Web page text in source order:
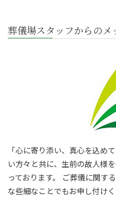
葬儀場スタッフからのメ
「心に寄り添い、真心を込め
い方々と共に、生前の故人様
っております。 ご葬儀に関す
な些細なことでもお申し付け